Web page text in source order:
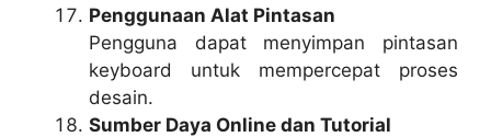
Penggunaan Alat Pintasan
Pengguna dapat menyimpan pintasan
keyboard untuk mempercepat proses
desain.
Sumber Daya Online dan Tutorial